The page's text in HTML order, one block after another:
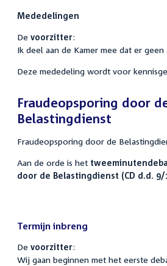
Mededelingen
De voorzitter:
Ik deel aan de Kamer mee dat er
Deze mededeling wordt voor
Fraudeopsporing door
Belastingdienst
Fraudeopsporing door de
Aan de orde is het
door de Belastingdienst (CD d.d. 9/
Termijn inbreng
De voorzitter:
Wij gaan beginnen met het eerste